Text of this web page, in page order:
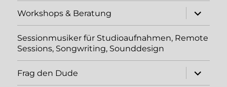
Workshops & Beratung
öffnen
Sessionmusiker für Studioaufnahmen, Remote
Sessions, Songwriting, Sounddesign
Frag den Dude
öffnen